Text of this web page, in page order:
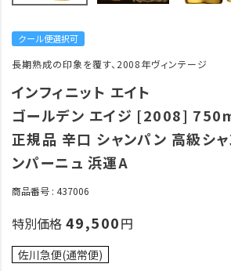
クール便選択可
長期熟成の印象を覆す、2008年ヴィンテージ
インフィニット エイト
ゴールデン エイジ [2008]
正規品 辛口 シャンパン 高級シ
ンパーニュ 浜運A
商品番号 437006
特別価格 49,500
佐川急便(通常便)